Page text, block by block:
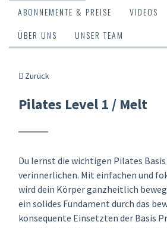
ABONNEMENTE & PREISE
VIDEOS
ÜBER UNS
UNSER TEAM
Zurück
Pilates Level 1 / Melt
Du lernst die wichtigen Pilates
verinnerlichen. Mit einfachen und
wird dein Körper ganzheitlich
ein solides Fundament durch das
konsequente Einsetzten der Basis